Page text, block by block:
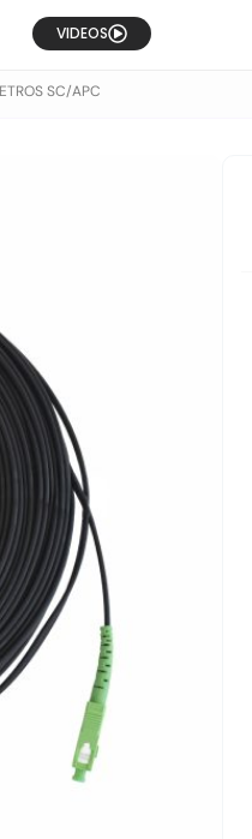
VIDEOS
SC/APC